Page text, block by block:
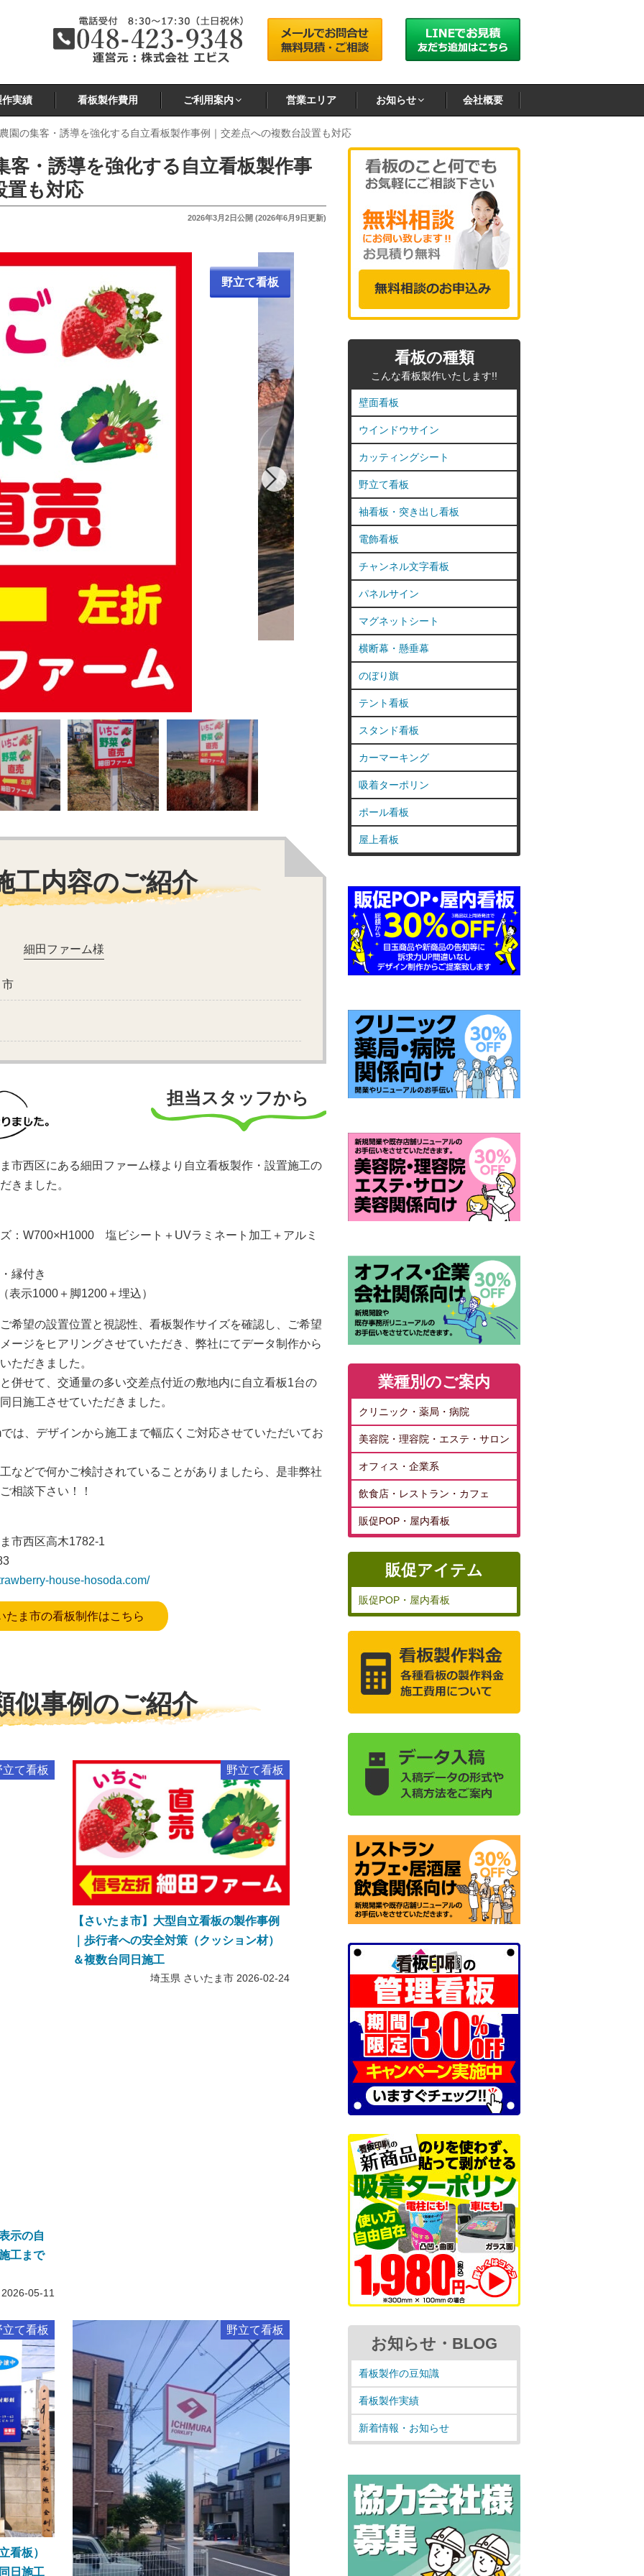
実績 看板製作費用 ご利用案内 営業エリア お知らせ 会社概要
園の集客・誘導を強化する自立看板製作事例｜交差点への複数台設置も対応
客・誘導を強化する自立看板製作事
置も対応
投
2026年3月2日公開 (2026年6月9日更新)
野立て看板
工内容のご紹介
細田ファーム様
市
担当スタッフから
市西区にある細田ファーム様より自立看板製作・設置施工の
きました。
：W700×H1000 塩ビシート＋UVラミネート加工＋アルミ
縁付き
表示1000＋脚1200＋埋込）
希望の設置位置と視認性、看板製作サイズを確認し、ご希望
ージをヒアリングさせていただき、弊社にてデータ制作から
ただきました。
併せて、交通量の多い交差点付近の敷地内に自立看板1台の
日施工させていただきました。
は、デザインから施工まで幅広くご対応させていただいてお
などで何かご検討されていることがありましたら、是非弊社
相談下さい！！
市西区高木1782-1
house-hosoda.com/
たま市の看板制作はこちら
似事例のご紹介
立て看板
示の自
工まで
2026-05-11
野立て看板
【さいたま市】大型自立看板の製作事例
｜歩行者への安全対策（クッション材）
＆複数台同日施工
埼玉県 さいたま市 2026-02-24
立て看板
看板）
日施工
野立て看板
看板の種類
こんな看板製作いたします!!
壁面看板
ウインドウサイン
カッティングシート
野立て看板
袖看板・突き出し看板
電飾看板
チャンネル文字看板
パネルサイン
マグネットシート
横断幕・懸垂幕
のぼり旗
テント看板
スタンド看板
カーマーキング
吸着ターポリン
ポール看板
屋上看板
業種別のご案内
クリニック・薬局・病院
美容院・理容院・エステ・サロン
オフィス・企業系
飲食店・レストラン・カフェ
販促POP・屋内看板
販促アイテム
販促POP・屋内看板
お知らせ・BLOG
看板製作の豆知識
看板製作実績
新着情報・お知らせ